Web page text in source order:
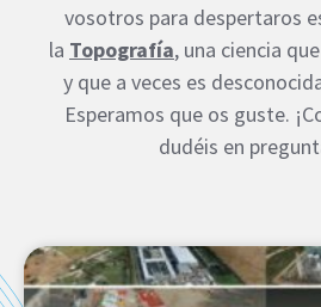
vosotros para despertaros
la Topografía, una ciencia
y que a veces es
Esperamos que os guste.
dudéis en